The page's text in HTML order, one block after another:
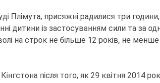
Плімута, присяжні радилися три
дитини із застосуванням сили та за
на строк не більше 12 років, не
після того, як 29 квітня 2014